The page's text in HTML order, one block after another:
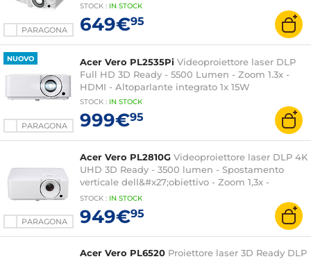
PARAGONA
STOCK : IN STOCK
649€95
NUOVO
PARAGONA
Acer Vero PL2535Pi Videoproiettore laser DLP
Full HD 3D Ready - 5500 Lumen - Zoom 1.3x -
HDMI - Altoparlante integrato 1x 15W
STOCK : IN STOCK
999€95
PARAGONA
Acer Vero PL2810G Videoproiettore laser DLP 4K
UHD 3D Ready - 3500 lumen - Spostamento
verticale dell&#x27;obiettivo - Zoom 1,3x -
HDMIVGA/USB - Ethernet - Altoparlante
integrato 1x 15W
STOCK : IN STOCK
949€95
Acer Vero PL6520 Proiettore laser 3D Ready DLP